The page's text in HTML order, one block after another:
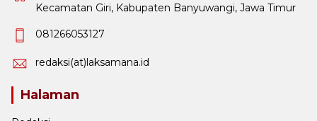
Kecamatan Giri, Kabupaten Banyuwangi, Jawa Timur
081266053127
redaksi(at)laksamana.id
Halaman